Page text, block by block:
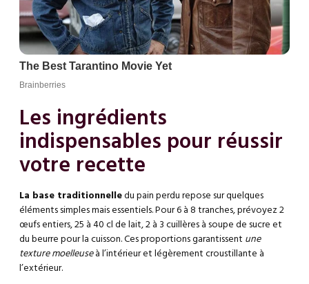
Les ingrédients
indispensables pour réussir
votre recette
La base traditionnelledu pain perdu repose sur quelques
éléments simples mais essentiels. Pour 6 à 8 tranches, prévoyez 2
œufs entiers, 25 à 40 cl de lait, 2 à 3 cuillères à soupe de sucre et
du beurre pour la cuisson. Ces proportions garantissent une
texture moelleuseà l’intérieur et légèrement croustillante à
l’extérieur.